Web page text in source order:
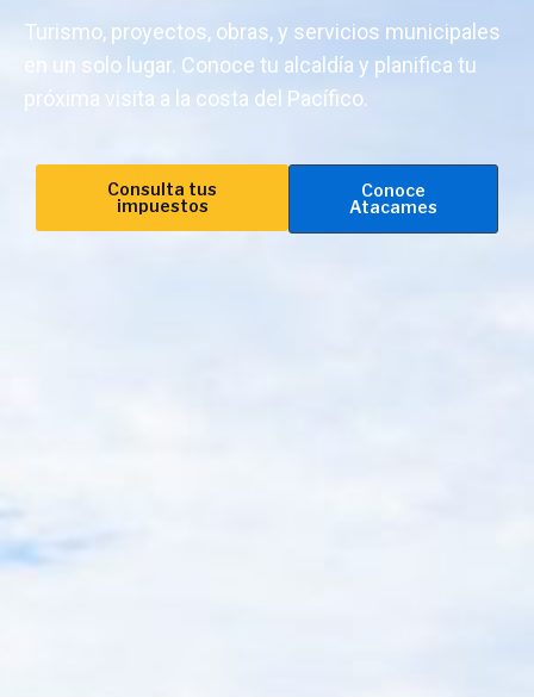
Turismo, proyectos, obras, y servicios municipales
en un solo lugar. Conoce tu alcaldía y planifica tu
próxima visita a la costa del Pacífico.
Consulta tus
impuestos
Conoce
Atacames